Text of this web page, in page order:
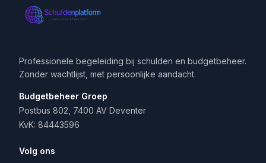
Professionele begeleiding bij schulden en budgetbeheer.
Zonder wachtlijst, met persoonlijke aandacht.
Budgetbeheer Groep
Postbus 802, 7400 AV Deventer
KvK: 84443596
Volg ons